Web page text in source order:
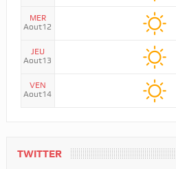
MER
Aout12
JEU
Aout13
VEN
Aout14
TWITTER